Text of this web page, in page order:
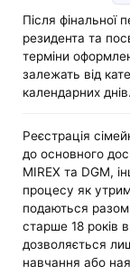
Після фінальної
резидента та
терміни
залежать від
календарних днів.
Реєстрація
до основного
MIREX та DGM,
процесу як
подаються
старше 18 років
дозволяється
навчання або